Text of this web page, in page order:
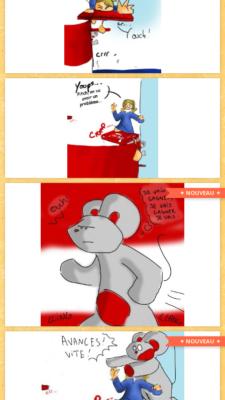
✦ NOUVEAU ✦
✦ NOUVEAU ✦